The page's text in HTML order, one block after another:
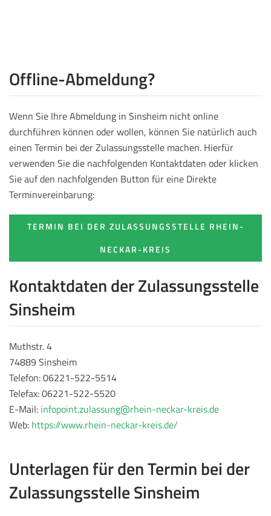
Offline-Abmeldung?
Wenn Sie Ihre Abmeldung in Sinsheim nicht online
durchführen können oder wollen, können Sie natürlich auch
einen Termin bei der Zulassungsstelle machen. Hierfür
verwenden Sie die nachfolgenden Kontaktdaten oder klicken
Sie auf den nachfolgenden Button für eine Direkte
Terminvereinbarung:
TERMIN BEI DER ZULASSUNGSSTELLE RHEIN-
NECKAR-KREIS
Kontaktdaten der Zulassungsstelle
Sinsheim
Muthstr. 4
74889 Sinsheim
Telefon: 06221-522-5514
Telefax: 06221-522-5520
E-Mail: infopoint.zulassung@rhein-neckar-kreis.de
Web: https://www.rhein-neckar-kreis.de/
Unterlagen für den Termin bei der
Zulassungsstelle Sinsheim